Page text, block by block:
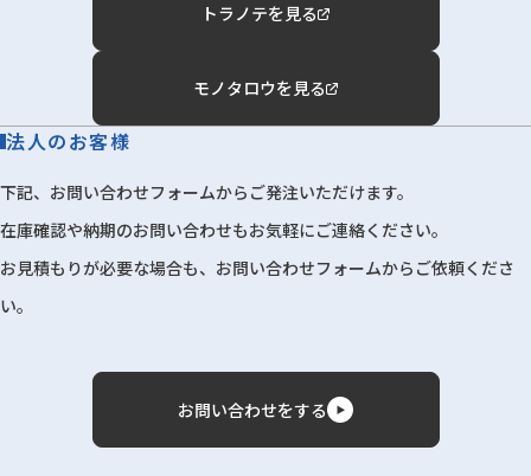
トラノテを見る
モノタロウを見る
法人のお客様
下記、お問い合わせフォームからご発注いただけます。
在庫確認や納期のお問い合わせもお気軽にご連絡ください。
お見積もりが必要な場合も、お問い合わせフォームからご依頼くださ
い。
お問い合わせをする